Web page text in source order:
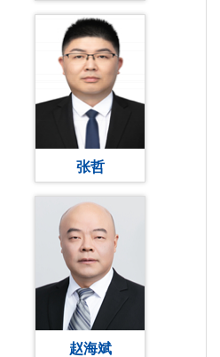
张哲
赵海斌